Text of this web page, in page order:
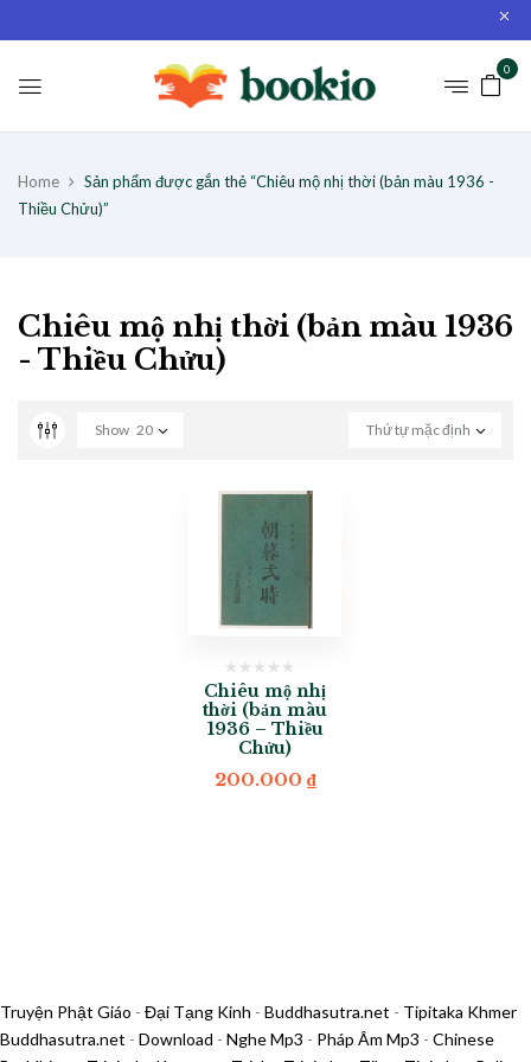
0
Home
Sản phẩm được gắn thẻ “Chiêu mộ nhị thời (bản màu 1936 -
Thiều Chửu)”
Chiêu mộ nhị thời (bản màu 1936
- Thiều Chửu)
Thứ tự mặc định
Show 20
Chiêu mộ nhị
thời (bản màu
1936 – Thiều
Chửu)
200.000 ₫
Truyện Phật Giáo - Đại Tạng Kinh - Buddhasutra.net - Tipitaka Khmer
Buddhasutra.net - Download - Nghe Mp3 - Pháp Âm Mp3 - Chinese